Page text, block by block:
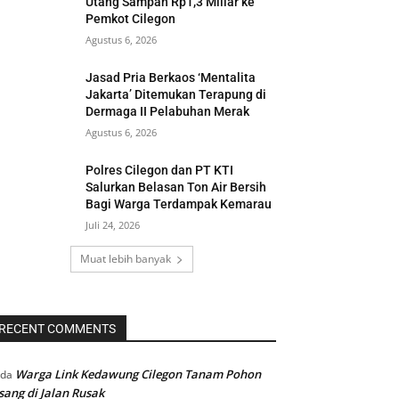
Pemkot Cilegon
Agustus 6, 2026
Jasad Pria Berkaos ‘Mentalita
Jakarta’ Ditemukan Terapung di
Dermaga II Pelabuhan Merak
Agustus 6, 2026
Polres Cilegon dan PT KTI
Salurkan Belasan Ton Air Bersih
Bagi Warga Terdampak Kemarau
Juli 24, 2026
Muat lebih banyak
COMMENTS
Warga Link Kedawung Cilegon Tanam Pohon
di Jalan Rusak